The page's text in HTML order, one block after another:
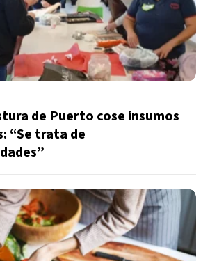
de Puerto cose insumos
“Se trata de